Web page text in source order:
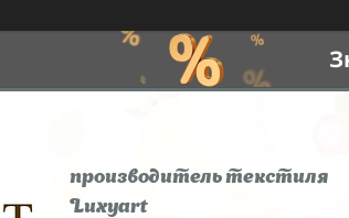
производитель текстиля
Luxyart